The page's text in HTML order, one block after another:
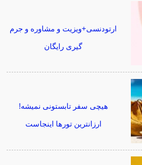
ارتودنسی+ویزیت و مشاوره و جرم
گیری رایگان
هیچی سفر تابستونی نمیشه!
ارزانترین تورها اینجاست